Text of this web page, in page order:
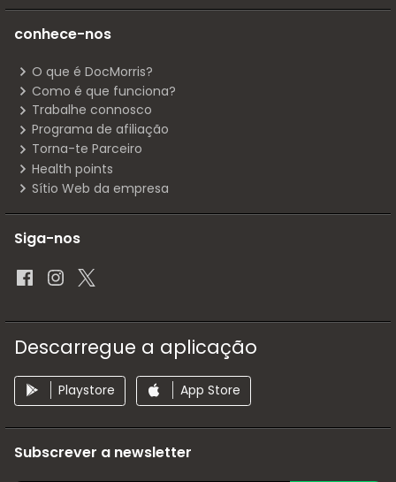
conhece-nos
O que é DocMorris?
Como é que funciona?
Trabalhe connosco
Programa de afiliação
Torna-te Parceiro
Health points
Sítio Web da empresa
Siga-nos
Descarregue a aplicação
Playstore App Store
Subscrever a newsletter